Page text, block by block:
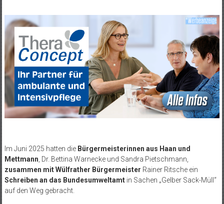
Im Juni 2025 hatten die Bürgermeisterinnen aus Haan und
Mettmann, Dr. Bettina Warnecke und Sandra Pietschmann,
zusammen mit Wülfrather Bürgermeister Rainer Ritsche ein
Schreiben an das Bundesumweltamtin Sachen „Gelber Sack-Müll“
auf den Weg gebracht.